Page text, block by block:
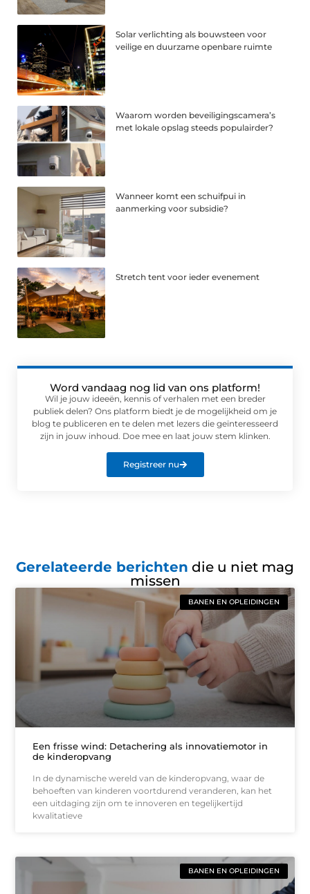
Solar verlichting als bouwsteen voor
veilige en duurzame openbare ruimte
Waarom worden beveiligingscamera’s
met lokale opslag steeds populairder?
Wanneer komt een schuifpui in
aanmerking voor subsidie?
Stretch tent voor ieder evenement
Word vandaag nog lid van ons platform!
Wil je jouw ideeën, kennis of verhalen met een breder
publiek delen? Ons platform biedt je de mogelijkheid om je
blog te publiceren en te delen met lezers die geïnteresseerd
zijn in jouw inhoud. Doe mee en laat jouw stem klinken.
Registreer nu
Gerelateerde berichten die u niet mag
missen
BANEN EN OPLEIDINGEN
Een frisse wind: Detachering als innovatiemotor in
de kinderopvang
In de dynamische wereld van de kinderopvang, waar de
behoeften van kinderen voortdurend veranderen, kan het
een uitdaging zijn om te innoveren en tegelijkertijd
kwalitatieve
BANEN EN OPLEIDINGEN